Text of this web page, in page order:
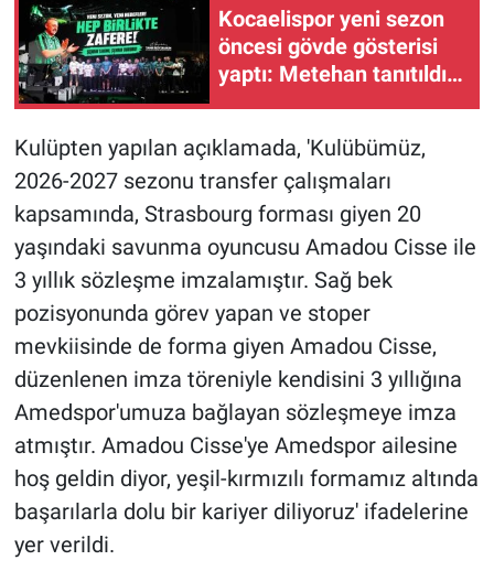
Kocaelispor yeni sezon
öncesi gövde gösterisi
yaptı: Metehan tanıtıldı,
Kulüpten yapılan açıklamada, 'Kulübümüz,
2026-2027 sezonu transfer çalışmaları
kapsamında, Strasbourg forması giyen 20
yaşındaki savunma oyuncusu Amadou Cisse ile
3 yıllık sözleşme imzalamıştır. Sağ bek
pozisyonunda görev yapan ve stoper
mevkiisinde de forma giyen Amadou Cisse,
düzenlenen imza töreniyle kendisini 3 yıllığına
Amedspor'umuza bağlayan sözleşmeye imza
atmıştır. Amadou Cisse'ye Amedspor ailesine
hoş geldin diyor, yeşil-kırmızılı formamız altında
başarılarla dolu bir kariyer diliyoruz' ifadelerine
yer verildi.